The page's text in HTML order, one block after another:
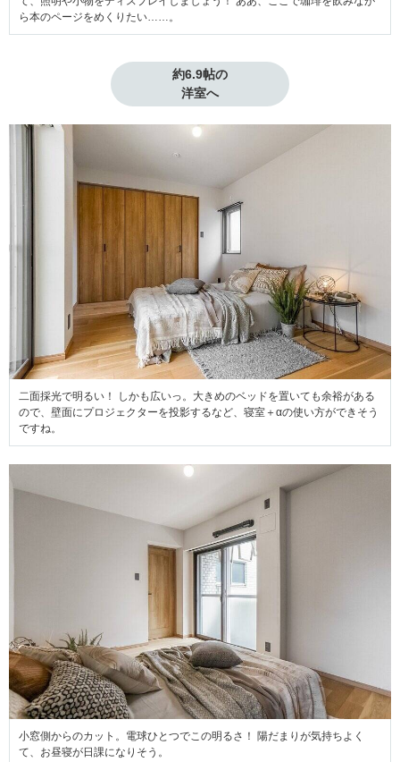
ら本のページをめくりたい……。
約6.9帖の
洋室へ
二面採光で明るい！ しかも広いっ。大きめのベッドを置いても余裕がある
ので、壁面にプロジェクターを投影するなど、寝室＋αの使い方ができそう
ですね。
小窓側からのカット。電球ひとつでこの明るさ！ 陽だまりが気持ちよく
て、お昼寝が日課になりそう。